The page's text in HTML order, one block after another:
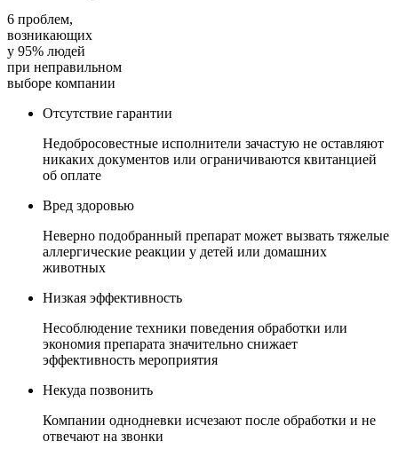
6 проблем,
возникающих
у 95% людей
при неправильном
выборе компании
Отсутствие гарантии
Недобросовестные исполнители зачастую не оставляют
никаких документов или ограничиваются квитанцией
об оплате
Вред здоровью
Неверно подобранный препарат может вызвать тяжелые
аллергические реакции у детей или домашних
животных
Низкая эффективность
Несоблюдение техники поведения обработки или
экономия препарата значительно снижает
эффективность мероприятия
Некуда позвонить
Компании однодневки исчезают после обработки и не
отвечают на звонки